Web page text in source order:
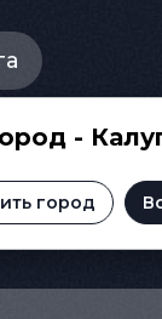
-
город
на